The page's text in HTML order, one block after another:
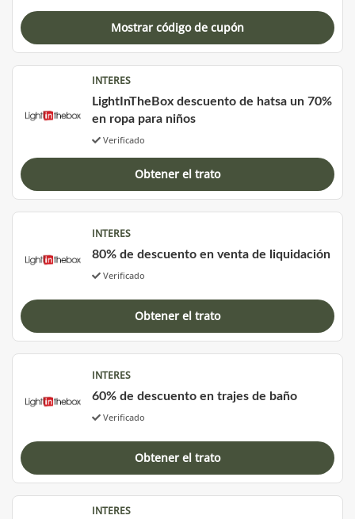
Mostrar código de cupón
INTERES
LightInTheBox descuento de hatsa un 70%
en ropa para niños
Verificado
Obtener el trato
INTERES
80% de descuento en venta de liquidación
Verificado
Obtener el trato
INTERES
60% de descuento en trajes de baño
Verificado
Obtener el trato
INTERES